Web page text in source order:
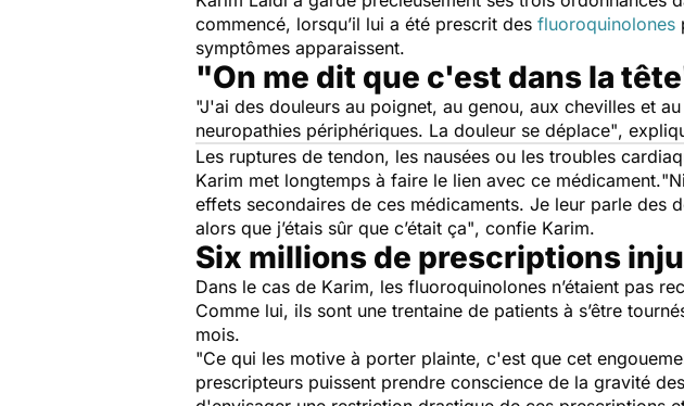
commencé, lorsqu’il lui a été prescrit des fluoroquinolones
symptômes apparaissent.
"On me dit que c'est dans la
"J'ai des douleurs au poignet, au genou, aux chevilles et
neuropathies périphériques. La douleur se déplace",
Les ruptures de tendon, les nausées ou les troubles
Karim met longtemps à faire le lien avec ce médicament.
effets secondaires de ces médicaments. Je leur parle des
alors que j’étais sûr que c’était ça", confie Karim.
Six millions de prescriptions
Dans le cas de Karim, les fluoroquinolones n’étaient pas
Comme lui, ils sont une trentaine de patients à s’être
mois.
"Ce qui les motive à porter plainte, c'est que cet
prescripteurs puissent prendre conscience de la gravité